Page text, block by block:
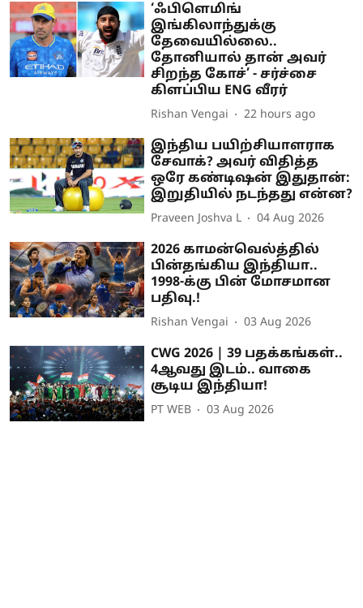
‘ஃபிளெமிங்
இங்கிலாந்துக்கு
தேவையில்லை..
தோனியால் தான் அவர்
சிறந்த கோச்’ - சர்ச்சை
கிளப்பிய ENG வீரர்
Rishan Vengai 22 hours ago
இந்திய பயிற்சியாளராக
சேவாக்? அவர் விதித்த
ஒரே கண்டிஷன் இதுதான்:
இறுதியில் நடந்தது என்ன?
Praveen Joshva L 04 Aug 2026
2026 காமன்வெல்த்தில்
பின்தங்கிய இந்தியா..
1998-க்கு பின் மோசமான
பதிவு.!
Rishan Vengai 03 Aug 2026
CWG 2026 | 39 பதக்கங்கள்..
4ஆவது இடம்.. வாகை
சூடிய இந்தியா!
PT WEB 03 Aug 2026